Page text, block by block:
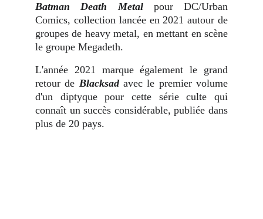
Batman Death Metal pour DC/Urban
Comics, collection lancée en 2021 autour de
groupes de heavy metal, en mettant en scène
le groupe Megadeth.
L'année 2021 marque également le grand
retour de Blacksadavec le premier volume
d'un diptyque pour cette série culte qui
connaît un succès considérable, publiée dans
plus de 20 pays.